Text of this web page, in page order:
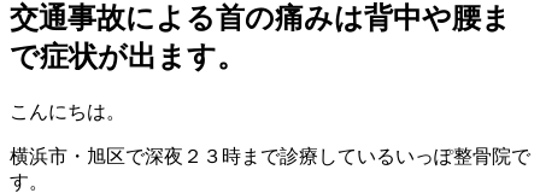
交通事故による首の痛みは背中や腰ま
で症状が出ます。
こんにちは。
横浜市・旭区で深夜２３時まで診療しているいっぽ整骨院で
す。